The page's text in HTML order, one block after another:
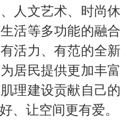
人文艺术、时尚休
活等多功能的融合
活力、有范的全新
居民提供更加丰富
理建设贡献自己的
、让空间更有爱。